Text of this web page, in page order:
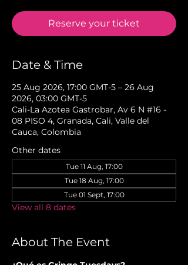
Reserve your ticket
Date & Time
25 Aug 2026, 17:00 GMT-5 – 26 Aug
2026, 03:00 GMT-5
Cali-La Azotea Gastrobar, Av 6 N #16 -
08 PISO 4, Granada, Cali, Valle del
Cauca, Colombia
Other dates
Tue 11 Aug, 17:00
Tue 18 Aug, 17:00
Tue 01 Sept, 17:00
View all 8 dates
About The Event